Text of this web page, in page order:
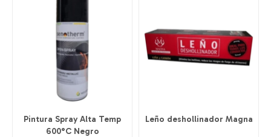
Pintura Spray Alta Temp
600°C Negro
Leño deshollinador Magna